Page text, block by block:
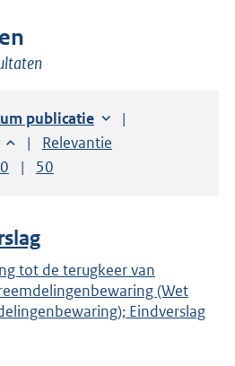
op:
publicatie
Sorteer op:
Relevantie
per pagina
resultaten per pagina
Toon
50
tot de terugkeer van
(Wet
Eindverslag